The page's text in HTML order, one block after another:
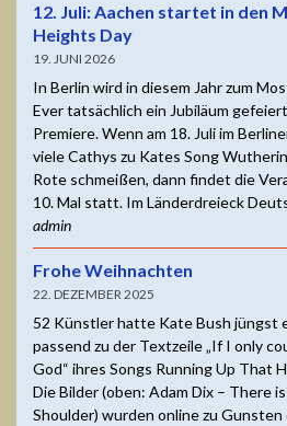
12. Juli: Aachen startet in den
Heights Day
19. JUNI 2026
In Berlin wird in diesem Jahr zum
Ever tatsächlich ein Jubiläum
Premiere. Wenn am 18. Juli im
viele Cathys zu Kates Song
Rote schmeißen, dann findet die
10. Mal statt. Im Länderdreieck
admin
Frohe Weihnachten
22. DEZEMBER 2025
52 Künstler hatte Kate Bush jüngst
passend zu der Textzeile „If I only
God“ ihres Songs Running Up That
Die Bilder (oben: Adam Dix – There
Shoulder) wurden online zu Gunsten